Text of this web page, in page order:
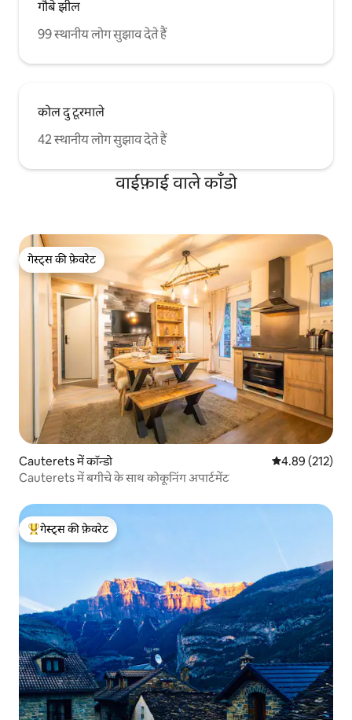
गौबे झील
99 स्थानीय लोग सुझाव देते हैं
कोल दु टूरमाले
42 स्थानीय लोग सुझाव देते हैं
वाईफ़ाई वाले काँडो
गेस्ट्स की फ़ेवरेट
गेस्ट्स की फ़ेवरेट
Cauterets में कॉन्डो औसत रेटिंग 5 में से
4.89 (212)
Cauterets में बगीचे के साथ कोकूनिंग अपार्टमेंट
गेस्ट्स का टॉप फ़ेवरेट
गेस्ट्स की फ़ेवरेट